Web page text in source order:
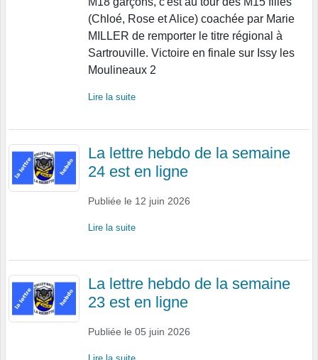
(Chloé, Rose et Alice) coachée par Marie
MILLER de remporter le titre régional à
Sartrouville. Victoire en finale sur Issy les
Moulineaux 2
Lire la suite
La lettre hebdo de la semaine
24 est en ligne
Publiée le 12 juin 2026
Lire la suite
La lettre hebdo de la semaine
23 est en ligne
Publiée le 05 juin 2026